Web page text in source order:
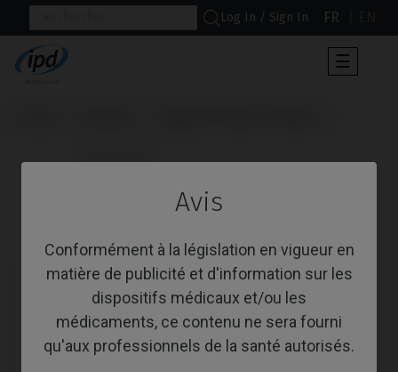
Avis
Conformément à la législation en vigueur en
matière de publicité et d'information sur les
dispositifs médicaux et/ou les
médicaments, ce contenu ne sera fourni
qu'aux professionnels de la santé autorisés.
Log In / Sign In FR
Toggle
☰
                      Pilier PSD